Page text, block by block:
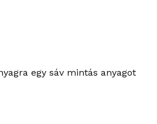
egy sáv mintás anyagot